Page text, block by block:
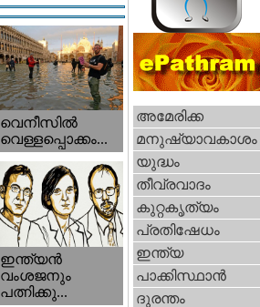
വെനീസില്‍
വെള്ളപ്പൊക്കം...
ഇന്ത്യൻ
വംശജനും
പത്നിക്കു...
അമേരിക്ക
മനുഷ്യാവകാശം
യുദ്ധം
തീവ്രവാദം
കുറ്റകൃത്യം
പ്രതിഷേധം
ഇന്ത്യ
പാക്കിസ്ഥാന്‍
ദുരന്തം